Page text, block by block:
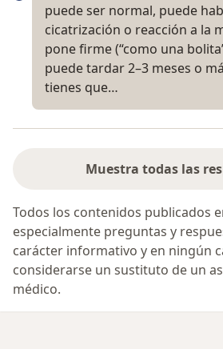
puede ser normal, puede
cicatrización o reacción a la
pone firme (“como una
puede tardar 2–3 meses o
tienes que…
Muestra todas las
Todos los contenidos publicados
especialmente preguntas y
carácter informativo y en ningún
considerarse un sustituto de un
médico.